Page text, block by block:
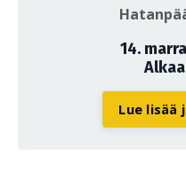
14.
Lue lisää